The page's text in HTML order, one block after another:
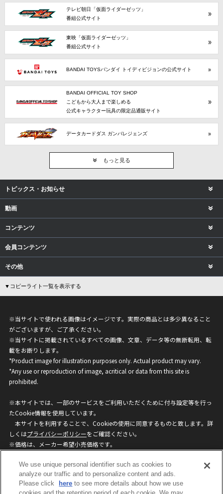
テレビ朝日「仮面ライダーゼッツ」
番組公式サイト
東映「仮面ライダーゼッツ」
番組公式サイト
BANDAI TOYSバンダイ トイディビジョンの公式サイト
BANDAI OFFICIAL TOY SHOP
こどもから大人まで楽しめる
公式キャラクター玩具の限定品通販サイト
データカードダス ガンバレジェンズ
もっと見る
トピックス・お知らせ
動画
コンテンツ
会員コンテンツ
その他
▼コピーライト一覧を表示する
※当サイトで使われる画像はイメージです。実際の商品とは多少異なること
がございますが、ご了承ください。
※当サイトに掲載されているすべての画像、文章、データ等の無断転用、転
載をお断りします。
*Product image for illustration purposes only. Actual product may vary.
*Any use or reproduction of image, acritical or data from this site is
prohibited.
※本サイトでは、一部のサービスをご利用いただくために付与設定等を行っ
たCookie情報を使用しています。
本サイトを利用することで、Cookieの使用に同意するものと致します。詳
しくはプライバシーポリシーをご確認ください。
※価格は、メーカー希望小売価格です。
ざいますのでご了承ください。
We use unique personal identifier such as cookies to
analyze our traffic and to personalize content and ads.
Please click
here to see more details about how we use